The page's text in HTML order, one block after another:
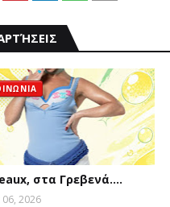
στα Γρεβενά….
2026